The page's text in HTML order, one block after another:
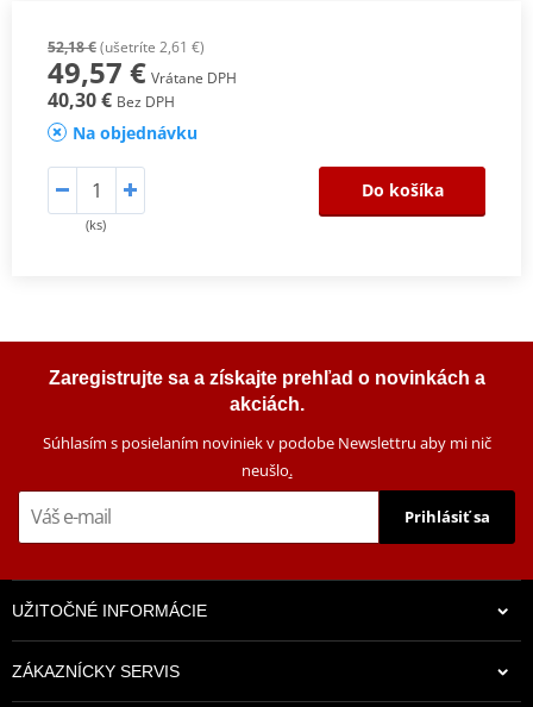
52,18 €(ušetríte 2,61 €)
49,57 € Vrátane DPH
40,30 € Bez DPH
Na objednávku
(ks)
Do košíka
Zaregistrujte sa a získajte prehľad o novinkách a
akciách.
Súhlasím s posielaním noviniek v podobe Newslettru aby mi nič
neušlo.
Prihlásiť sa
UŽITOČNÉ INFORMÁCIE
ZÁKAZNÍCKY SERVIS